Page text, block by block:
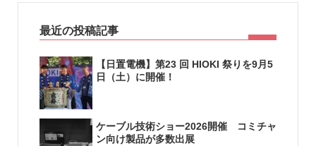
最近の投稿記事
【日置電機】第23 回 HIOKI 祭りを9月5
日（土）に開催！
ケーブル技術ショー2026開催 コミチャ
ン向け製品が多数出展